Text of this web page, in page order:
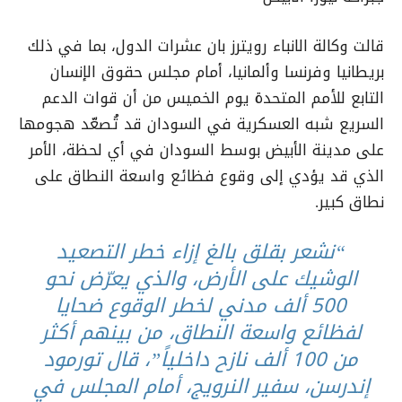
قالت وكالة الانباء رويترز بان عشرات الدول، بما في ذلك
بريطانيا وفرنسا وألمانيا، أمام مجلس حقوق الإنسان
التابع للأمم المتحدة يوم الخميس من أن قوات الدعم
السريع شبه العسكرية في السودان قد تُصعّد هجومها
على مدينة الأبيض بوسط السودان في أي لحظة، الأمر
الذي قد يؤدي إلى وقوع فظائع واسعة النطاق على
نطاق كبير.
“نشعر بقلق بالغ إزاء خطر التصعيد
الوشيك على الأرض، والذي يعرّض نحو
500 ألف مدني لخطر الوقوع ضحايا
لفظائع واسعة النطاق، من بينهم أكثر
من 100 ألف نازح داخلياً”، قال تورمود
إندرسن، سفير النرويج، أمام المجلس في